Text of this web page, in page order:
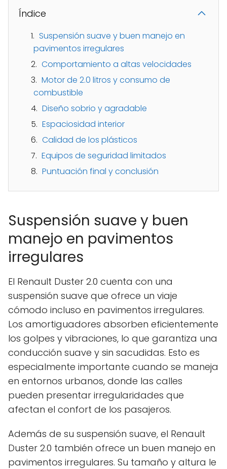
Índice
Suspensión suave y buen manejo en
pavimentos irregulares
Comportamiento a altas velocidades
Motor de 2.0 litros y consumo de
combustible
Diseño sobrio y agradable
Espaciosidad interior
Calidad de los plásticos
Equipos de seguridad limitados
Puntuación final y conclusión
Suspensión suave y buen
manejo en pavimentos
irregulares
El Renault Duster 2.0 cuenta con una
suspensión suave que ofrece un viaje
cómodo incluso en pavimentos irregulares.
Los amortiguadores absorben eficientemente
los golpes y vibraciones, lo que garantiza una
conducción suave y sin sacudidas. Esto es
especialmente importante cuando se maneja
en entornos urbanos, donde las calles
pueden presentar irregularidades que
afectan el confort de los pasajeros.
Además de su suspensión suave, el Renault
Duster 2.0 también ofrece un buen manejo en
pavimentos irregulares. Su tamaño y altura le